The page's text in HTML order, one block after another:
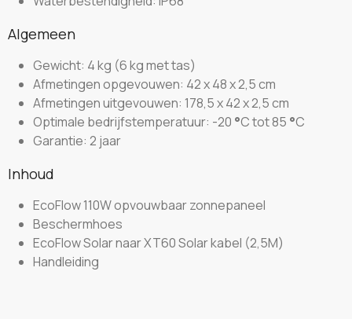
Algemeen
Gewicht: 4 kg (6 kg met tas)
Afmetingen opgevouwen: 42 x 48 x 2,5 cm
Afmetingen uitgevouwen: 178,5 x 42 x 2,5 cm
Optimale bedrijfstemperatuur: -20 °C tot 85 °C
Garantie: 2 jaar
Inhoud
EcoFlow 110W opvouwbaar zonnepaneel
Beschermhoes
EcoFlow Solar naar XT60 Solar kabel (2,5M)
Handleiding